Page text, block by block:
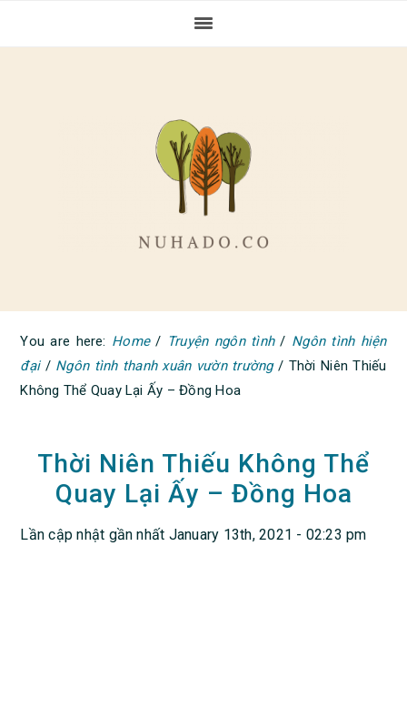
You are here: Home / Truyện ngôn tình / Ngôn tình hiện
đại / Ngôn tình thanh xuân vườn trường / Thời Niên Thiếu
Không Thể Quay Lại Ấy – Đồng Hoa
Thời Niên Thiếu Không Thể
Quay Lại Ấy – Đồng Hoa
Lần cập nhật gần nhất January 13th, 2021 - 02:23 pm